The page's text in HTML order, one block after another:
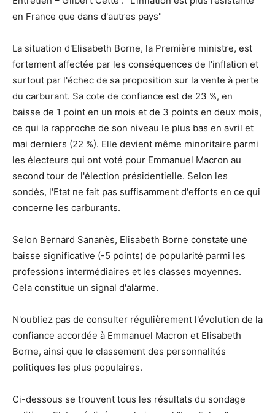
en France que dans d'autres pays"
La situation d'Elisabeth Borne, la Première ministre, est
fortement affectée par les conséquences de l'inflation et
surtout par l'échec de sa proposition sur la vente à perte
du carburant. Sa cote de confiance est de 23 %, en
baisse de 1 point en un mois et de 3 points en deux mois,
ce qui la rapproche de son niveau le plus bas en avril et
mai derniers (22 %). Elle devient même minoritaire parmi
les électeurs qui ont voté pour Emmanuel Macron au
second tour de l'élection présidentielle. Selon les
sondés, l'Etat ne fait pas suffisamment d'efforts en ce qui
concerne les carburants.
Selon Bernard Sananès, Elisabeth Borne constate une
baisse significative (-5 points) de popularité parmi les
professions intermédiaires et les classes moyennes.
Cela constitue un signal d'alarme.
N'oubliez pas de consulter régulièrement l'évolution de la
confiance accordée à Emmanuel Macron et Elisabeth
Borne, ainsi que le classement des personnalités
politiques les plus populaires.
Ci-dessous se trouvent tous les résultats du sondage